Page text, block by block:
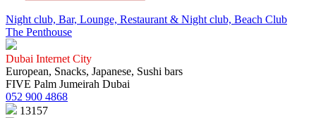
Night club, Bar, Lounge, Restaurant & Night club, Beach Club
The Penthouse
Dubai Internet City
European, Snacks, Japanese, Sushi bars
FIVE Palm Jumeirah Dubai
052 900 4868
13157